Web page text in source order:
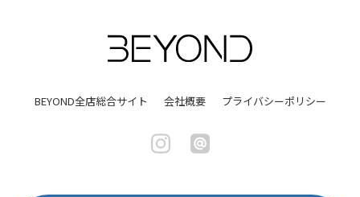
BEYOND全店総合サイト 会社概要 プライバシーポリシー